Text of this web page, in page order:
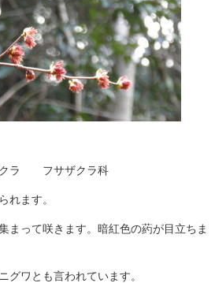
ラ フサザクラ科
れます。
まって咲きます。暗紅色の葯が目立ちま
グワとも言われています。